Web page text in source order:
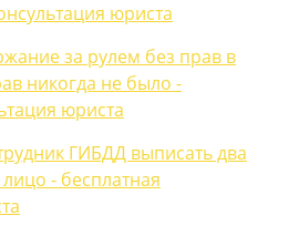
юриста
за рулем без прав в
никогда не было -
юриста
ГИБДД выписать два
- бесплатная